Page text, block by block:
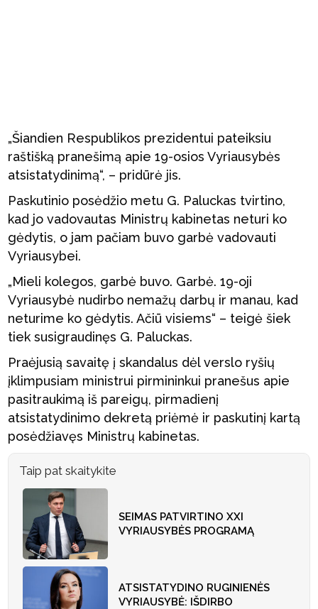
„Šiandien Respublikos prezidentui pateiksiu
raštišką pranešimą apie 19-osios Vyriausybės
atsistatydinimą“, – pridūrė jis.
Paskutinio posėdžio metu G. Paluckas tvirtino,
kad jo vadovautas Ministrų kabinetas neturi ko
gėdytis, o jam pačiam buvo garbė vadovauti
Vyriausybei.
„Mieli kolegos, garbė buvo. Garbė. 19-oji
Vyriausybė nudirbo nemažų darbų ir manau, kad
neturime ko gėdytis. Ačiū visiems“ – teigė šiek
tiek susigraudinęs G. Paluckas.
Praėjusią savaitę į skandalus dėl verslo ryšių
įklimpusiam ministrui pirmininkui pranešus apie
pasitraukimą iš pareigų, pirmadienį
atsistatydinimo dekretą priėmė ir paskutinį kartą
posėdžiavęs Ministrų kabinetas.
Taip pat skaitykite
SEIMAS PATVIRTINO XXI
VYRIAUSYBĖS PROGRAMĄ
ATSISTATYDINO RUGINIENĖS
VYRIAUSYBĖ: IŠDIRBO